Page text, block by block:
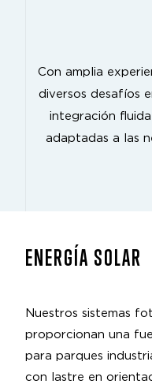
Con amplia
diversos desafíos
integración
adaptadas a las
ENERGÍA SOLAR
Nuestros sistemas
proporcionan una
para parques
con lastre en